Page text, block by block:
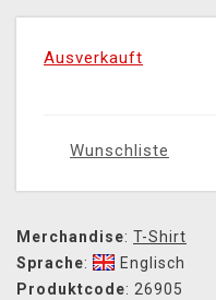
Ausverkauft
Wunschliste
Merchandise: T-Shirt
Sprache:
Englisch
Produktcode: 26905